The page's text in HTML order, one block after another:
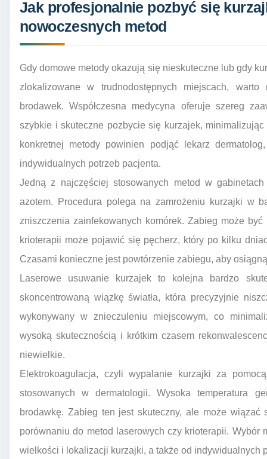
Jak profesjonalnie pozbyć się
nowoczesnych metod
Gdy domowe metody okazują się nieskuteczne lub gdy
zlokalizowane w trudnodostępnych miejscach,
brodawek. Współczesna medycyna oferuje szereg
szybkie i skuteczne pozbycie się kurzajek,
konkretnej metody powinien podjąć lekarz
indywidualnych potrzeb pacjenta.
Jedną z najczęściej stosowanych metod w
azotem. Procedura polega na zamrożeniu kurzajki w
zniszczenia zainfekowanych komórek. Zabieg może
krioterapii może pojawić się pęcherz, który po kilku
Czasami konieczne jest powtórzenie zabiegu, aby
Laserowe usuwanie kurzajek to kolejna bardzo
skoncentrowaną wiązkę światła, która precyzyjnie
wykonywany w znieczuleniu miejscowym, co
wysoką skutecznością i krótkim czasem
niewielkie.
Elektrokoagulacja, czyli wypalanie kurzajki za
stosowanych w dermatologii. Wysoka temperatura
brodawkę. Zabieg ten jest skuteczny, ale może
porównaniu do metod laserowych czy krioterapii.
wielkości i lokalizacji kurzajki, a także od indywidualnych